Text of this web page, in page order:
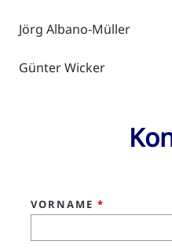
Jörg Albano-Müller
Günter Wicker
VORNAME *